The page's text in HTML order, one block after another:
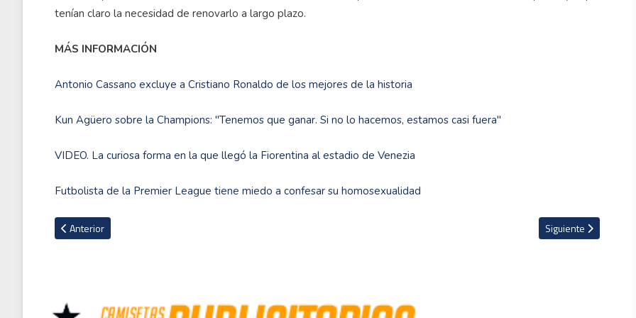
tenían claro la necesidad de renovarlo a largo plazo.
MÁS INFORMACIÓN
Antonio Cassano excluye a Cristiano Ronaldo de los mejores de la historia
Kun Agüero sobre la Champions: "Tenemos que ganar. Si no lo hacemos, estamos casi fuera"
VIDEO. La curiosa forma en la que llegó la Fiorentina al estadio de Venezia
Futbolista de la Premier League tiene miedo a confesar su homosexualidad
Artículo anterior: Infantino: "En diciembre definiremos sobre el Mundial cada dos años"
Anterior Artículo siguiente:
Siguiente